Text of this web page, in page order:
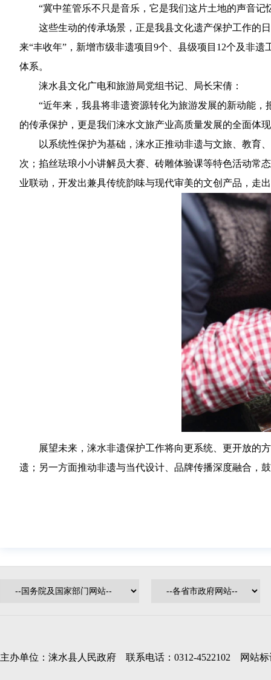
“冀中笙管乐不只是音乐，它是我们这片土地的声音记
这些生动的传承场景，正是我县文化遗产保护工作的
来“丰收年”，新增市级非遗项目9个、县级项目12个及非
体系。
涞水县文化广电和旅游局党组书记、局长宋倩：
“近年来，我县将非遗资源转化为旅游发展的新动能
的传承保护，更是我们涞水文旅产业高质量发展的全面体
以系统性保护为基础，涞水正推动非遗与文旅、教育
次；掐丝珐琅小小讲解员大赛、砖雕体验课等特色活动常
业联动，开发出兼具传统韵味与现代审美的文创产品，走
展望未来，涞水非遗保护工作将向更系统、更开放的
遗；另一方面推动非遗与当代设计、品牌传播深度融合，
主办单位：涞水县人民政府 联系电话：0312-4522102 网站标